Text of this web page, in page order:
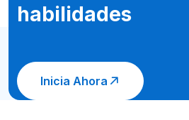
habilidades
Inicia Ahora